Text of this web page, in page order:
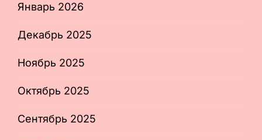
Январь 2026
Декабрь 2025
Ноябрь 2025
Октябрь 2025
Сентябрь 2025